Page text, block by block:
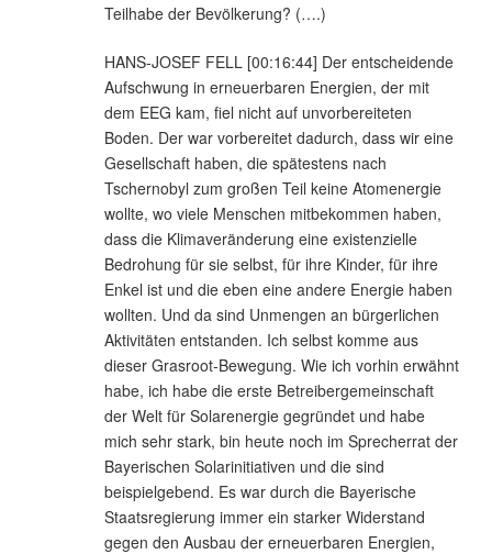
Teilhabe der Bevölkerung? (….)
HANS-JOSEF FELL [00:16:44] Der entscheidende
Aufschwung in erneuerbaren Energien, der mit
dem EEG kam, fiel nicht auf unvorbereiteten
Boden. Der war vorbereitet dadurch, dass wir eine
Gesellschaft haben, die spätestens nach
Tschernobyl zum großen Teil keine Atomenergie
wollte, wo viele Menschen mitbekommen haben,
dass die Klimaveränderung eine existenzielle
Bedrohung für sie selbst, für ihre Kinder, für ihre
Enkel ist und die eben eine andere Energie haben
wollten. Und da sind Unmengen an bürgerlichen
Aktivitäten entstanden. Ich selbst komme aus
dieser Grasroot-Bewegung. Wie ich vorhin erwähnt
habe, ich habe die erste Betreibergemeinschaft
der Welt für Solarenergie gegründet und habe
mich sehr stark, bin heute noch im Sprecherrat der
Bayerischen Solarinitiativen und die sind
beispielgebend. Es war durch die Bayerische
Staatsregierung immer ein starker Widerstand
gegen den Ausbau der erneuerbaren Energien,